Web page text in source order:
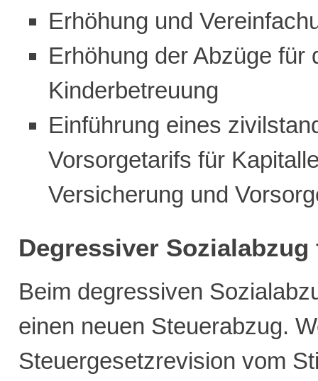
Erhöhung und
Erhöhung der Abzüge für
Kinderbetreuung
Einführung eines
Vorsorgetarifs für
Versicherung und
Degressiver
Beim degressiven
einen neuen Steuerabzug.
Steuergesetzrevision vom